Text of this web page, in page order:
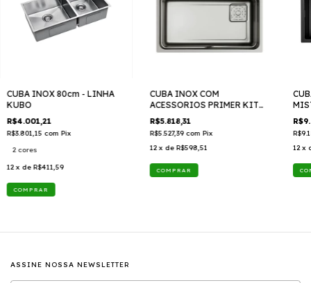
CUBA INOX 80cm - LINHA
KUBO
R$4.001,21
R$3.801,15 com Pix
2 cores
12 x de R$411,59
COMPRAR
CUBA INOX COM
ACESSORIOS PRIMER KIT
80 - LX971080 TTD 409
R$5.818,31
R$5.527,39 com Pix
12 x de R$598,51
70 -
12 x
ASSINE NOSSA NEWSLETTER